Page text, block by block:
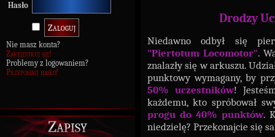
Hasło
Nie masz konta?
Zarejestruj się!
Problemy z logowaniem?
Przypomnij hasło!
Zapisy
Drodzy
Niedawno odbył się
"Piertotum Locomotor".
znalazły się w arkuszu.
punktowy wymagany, by
50% uczestników!
każdemu, kto spróbował
progu do 40% punktów.
niedzielę? Przekonajcie się